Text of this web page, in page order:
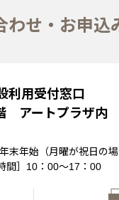
わせ・お申込
利用受付窓口
アートプラザ内
末年始 （月曜が祝日の
間］ 10：00～17：00